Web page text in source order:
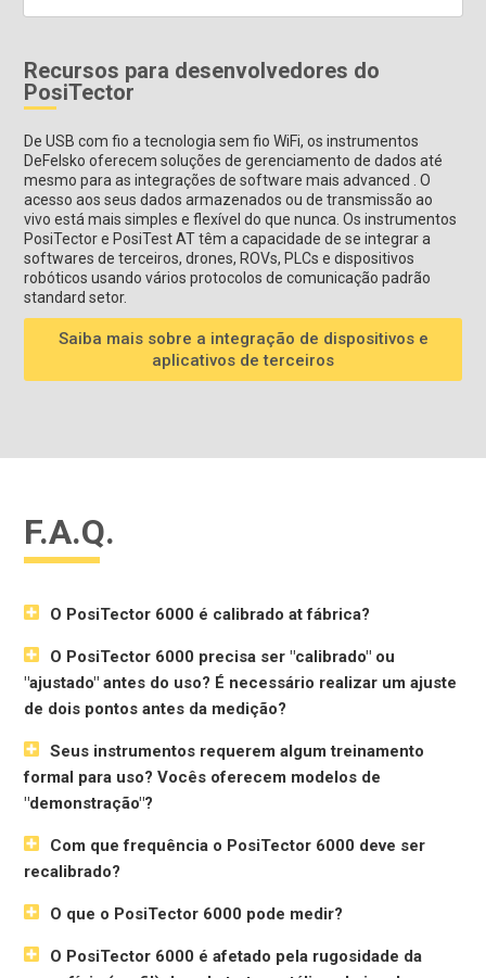
Recursos para desenvolvedores do
PosiTector
De USB com fio a tecnologia sem fio WiFi, os instrumentos
DeFelsko oferecem soluções de gerenciamento de dados até
mesmo para as integrações de software mais advanced . O
acesso aos seus dados armazenados ou de transmissão ao
vivo está mais simples e flexível do que nunca. Os instrumentos
PosiTector e PosiTest AT têm a capacidade de se integrar a
softwares de terceiros, drones, ROVs, PLCs e dispositivos
robóticos usando vários protocolos de comunicação padrão
standard setor.
Saiba mais sobre a integração de dispositivos e
aplicativos de terceiros
F.A.Q.
O PosiTector 6000 é calibrado at fábrica?
O PosiTector 6000 precisa ser "calibrado" ou
"ajustado" antes do uso? É necessário realizar um ajuste
de dois pontos antes da medição?
Seus instrumentos requerem algum treinamento
formal para uso? Vocês oferecem modelos de
"demonstração"?
Com que frequência o PosiTector 6000 deve ser
recalibrado?
O que o PosiTector 6000 pode medir?
O PosiTector 6000 é afetado pela rugosidade da